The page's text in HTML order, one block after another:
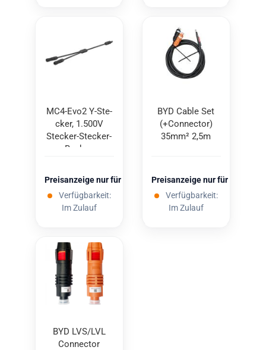
MC4-​Evo2 Y-​Ste­
cker, 1.500V
Stecker-​​Stecker-​
Buchse
Preisanzeige nur für freigeschaltete Kunden
Verfügbarkeit:
Im Zulauf
BYD Cable Set
(+Con­nec­tor)
35mm² 2,5m
Preisanzeige nur für
Verfügbarkeit:
Im Zulauf
BYD LVS/LVL
Con­nec­tor